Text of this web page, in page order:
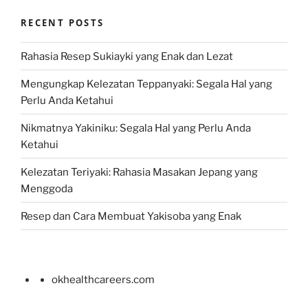
RECENT POSTS
Rahasia Resep Sukiayki yang Enak dan Lezat
Mengungkap Kelezatan Teppanyaki: Segala Hal yang
Perlu Anda Ketahui
Nikmatnya Yakiniku: Segala Hal yang Perlu Anda
Ketahui
Kelezatan Teriyaki: Rahasia Masakan Jepang yang
Menggoda
Resep dan Cara Membuat Yakisoba yang Enak
okhealthcareers.com